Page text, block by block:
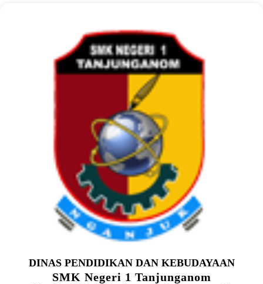
DINAS PENDIDIKAN DAN KEBUDAYAAN
SMK Negeri 1 Tanjunganom